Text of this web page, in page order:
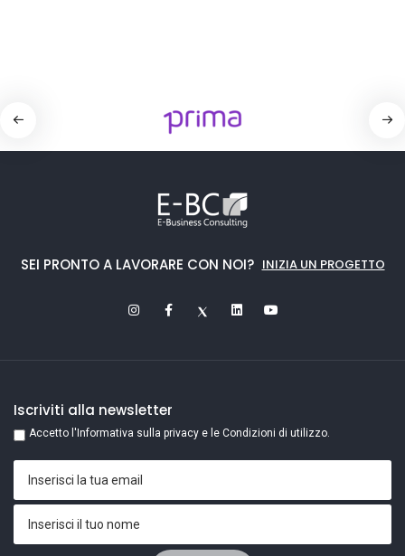
SEI PRONTO A LAVORARE CON NOI? INIZIA UN PROGETTO
Iscriviti alla newsletter
Accetto l'Informativa sulla privacy e le Condizioni di utilizzo.